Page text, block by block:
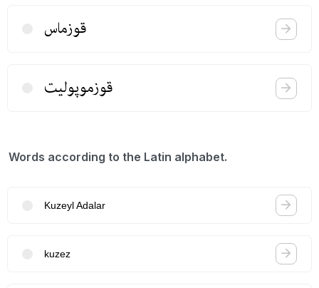
قوزماس
قوزموپولیت
Words according to the Latin alphabet.
Kuzeyl Adalar
kuzez